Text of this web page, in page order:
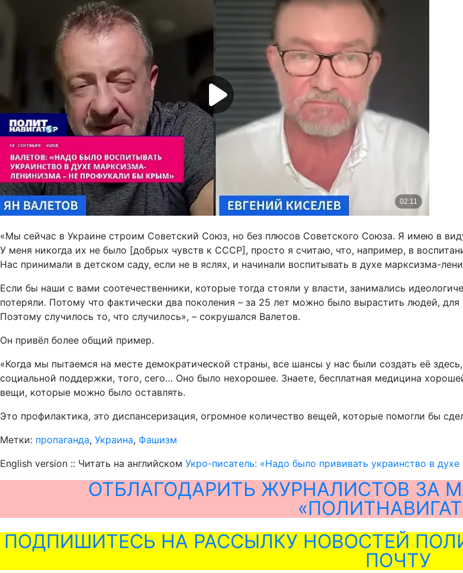
«Мы сейчас в Украине строим Советский Союз, но без плюсов Советского Союза. Я имею в
У меня никогда их не было [добрых чувств к СССР], просто я считаю, что, например, в
Нас принимали в детском саду, если не в яслях, и начинали воспитывать в духе марксизма-
Если бы наши с вами соотечественники, которые тогда стояли у власти, занимались
потеряли. Потому что фактически два поколения – за 25 лет можно было вырастить людей,
Поэтому случилось то, что случилось», – сокрушался Валетов.
Он привёл более общий пример.
«Когда мы пытаемся на месте демократической страны, все шансы у нас были создать её
социальной поддержки, того, сего… Оно было нехорошее. Знаете, бесплатная медицина
вещи, которые можно было оставлять.
Это профилактика, это диспансеризация, огромное количество вещей, которые помогли бы
Метки: пропаганда, Украина, Фашизм
English version :: Читать на английском Укро-писатель: «Надо было прививать украинство в
ОТБЛАГОДАРИТЬ ЖУРНАЛИСТОВ ЗА
ПОДПИШИТЕСЬ НА РАССЫЛКУ НОВОСТЕЙ
ПОЧТУ